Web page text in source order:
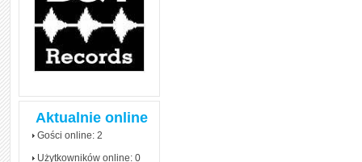
Aktualnie online
Gości online: 2
Użytkowników online: 0